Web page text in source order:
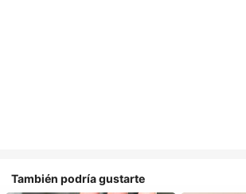
También podría gustarte